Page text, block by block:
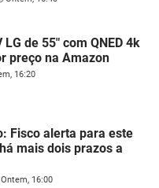
LG de 55" com QNED 4k
preço na Amazon
16:20
Fisco alerta para este
mais dois prazos a
Ontem, 16:00